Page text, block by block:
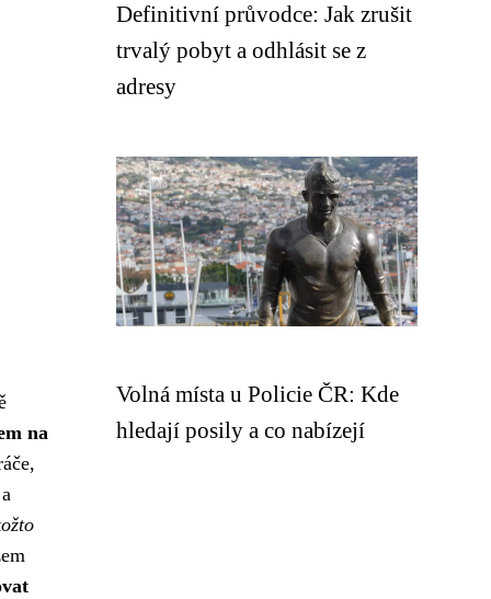
na
Definitivní průvodce: Jak zrušit
trvalý pobyt a odhlásit se z
adresy
Volná místa u Policie ČR: Kde
hledají posily a co nabízejí